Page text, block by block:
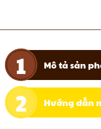
Mô tả sản
Hướng dẫn